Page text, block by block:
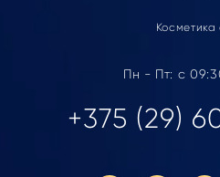
Косметика
Пн - Пт: с
+375 (29)